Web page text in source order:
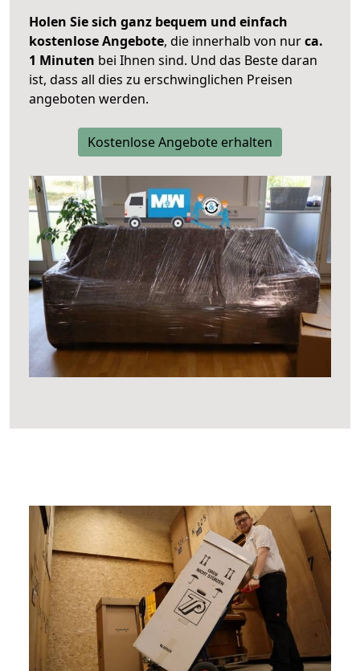
Holen Sie sich ganz bequem und einfach
kostenlose Angebote, die innerhalb von nurca.
1 Minuten bei Ihnen sind. Und das Beste daran
ist, dass all dies zu erschwinglichen Preisen
angeboten werden.
Kostenlose Angebote erhalten